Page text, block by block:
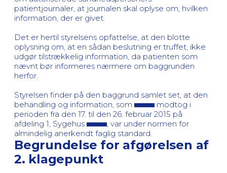
patientjournaler, at journalen skal oplyse om, hvilken
information, der er givet.
Det er hertil styrelsens opfattelse, at den blotte
oplysning om, at en sådan beslutning er truffet, ikke
udgør tilstrækkelig information, da patienten som
nævnt bør informeres nærmere om baggrunden
herfor.
Styrelsen finder på den baggrund samlet set, at den
behandling og information, som
modtog i
perioden fra den 17. til den 26. februar 2015 på
afdeling 1, Sygehus
, var under normen for
almindelig anerkendt faglig standard.
Begrundelse for afgørelsen af
2. klagepunkt